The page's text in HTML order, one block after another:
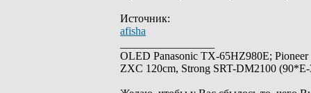
Источник:
afisha
OLED Panasonic TX-65HZ980E;
ZXC 120cm, Strong SRT-DM2100